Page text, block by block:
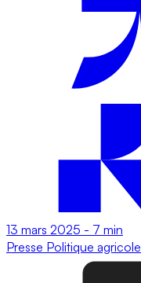
13 mars 2025 - 7 min
Presse Politique agricole